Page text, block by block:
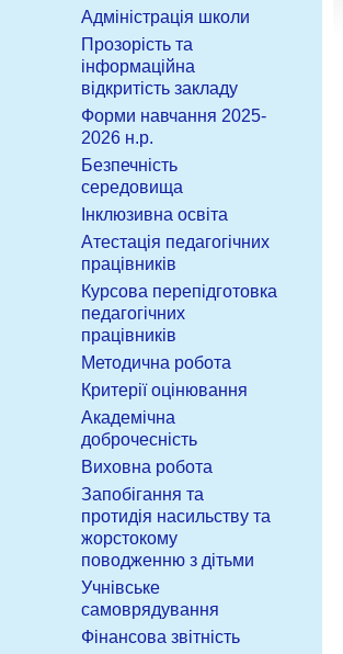
Адміністрація школи
Прозорість та
інформаційна
відкритість закладу
Форми навчання 2025-
2026 н.р.
Безпечність
середовища
Інклюзивна освіта
Атестація педагогічних
працівників
Курсова перепідготовка
педагогічних
працівників
Методична робота
Критерії оцінювання
Академічна
доброчесність
Виховна робота
Запобігання та
протидія насильству та
жорстокому
поводженню з дітьми
Учнівське
самоврядування
Фінансова звітність